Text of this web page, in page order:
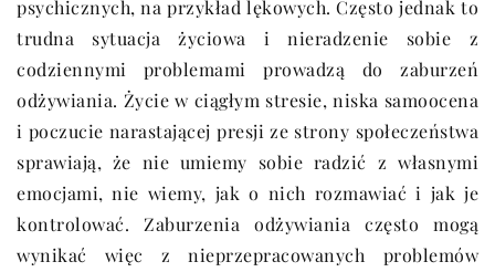
psychicznych, na przykład lękowych. Często jednak to
trudna sytuacja życiowa i nieradzenie sobie z
codziennymi problemami prowadzą do zaburzeń
odżywiania. Życie w ciągłym stresie, niska samoocena
i poczucie narastającej presji ze strony społeczeństwa
sprawiają, że nie umiemy sobie radzić z własnymi
emocjami, nie wiemy, jak o nich rozmawiać i jak je
kontrolować. Zaburzenia odżywiania często mogą
wynikać więc z nieprzepracowanych problemów